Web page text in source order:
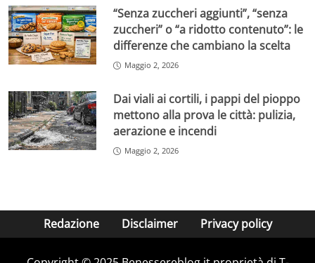
“Senza zuccheri aggiunti”, “senza
zuccheri” o “a ridotto contenuto”: le
differenze che cambiano la scelta
Maggio 2, 2026
Dai viali ai cortili, i pappi del pioppo
mettono alla prova le città: pulizia,
aerazione e incendi
Maggio 2, 2026
Redazione Disclaimer Privacy policy